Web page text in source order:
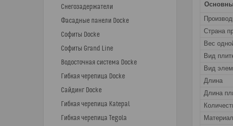
Страна
Вес
Вид
Вид
Длина
Длина
Снегозадержатели
Фасадные панели Docke
Софиты Docke
Софиты Grand Line
Водосточная система Docke
Гибкая черепица Docke
Сайдинг Docke
Гибкая черепица Katepal
Гибкая черепица Tegola